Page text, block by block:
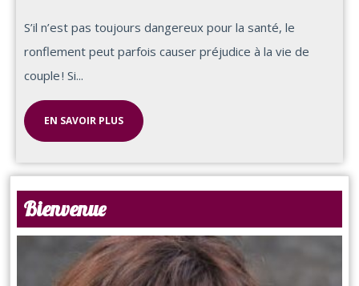
S’il n’est pas toujours dangereux pour la santé, le
ronflement peut parfois causer préjudice à la vie de
couple ! Si...
EN SAVOIR PLUS
Bienvenue